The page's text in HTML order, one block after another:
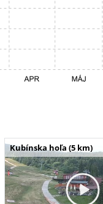
Kubínska hoľa (5 km)